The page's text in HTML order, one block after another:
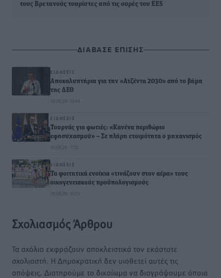
τους Βρετανούς τουρίστες από τις ουρές του EES
ΔΙΑΒΑΣΕ ΕΠΙΣΗΣ
ΕΙΔΉΣΕΙΣ
Αποκαλυπτήρια για την «Ατζέντα 2030» από το βήμα
της ΔΕΘ
09.08.26 · 13:44
ΕΙΔΉΣΕΙΣ
Τουρνάς για φωτιές: «Κανένα περιθώριο
εφησυχασμού» – Σε πλήρη ετοιμότητα ο μηχανισμός
09.08.26 · 11:12
ΕΙΔΉΣΕΙΣ
Τα φοιτητικά ενοίκια «τινάζουν στον αέρα» τους
οικογενειακούς προϋπολογισμούς
09.08.26 · 10:24
Σχολιασμός Άρθρου
Τα σχόλια εκφράζουν αποκλειστικά τον εκάστοτε
σχολιαστή. Η Δημοκρατική δεν υιοθετεί αυτές τις
απόψεις. Διατηρούμε το δικαίωμα να διαγράψουμε όποια